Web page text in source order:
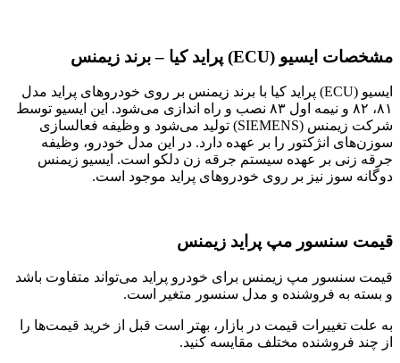
مشخصات ایسیو (ECU) پراید کیا – برند زیمنس
ایسیو (ECU) پراید کیا با برند زیمنس بر روی خودروهای پراید مدل
۸۱، ۸۲ و نیمه اول ۸۳ نصب و راه اندازی می‌شود
. این ایسیو توسط
شرکت زیمنس (SIEMENS) تولید می‌شود و وظیفه فعالسازی
سوزن‌های انژکتور را بر عهده دارد. در این مدل خودرو، وظیفه
جرقه زنی بر عهده سیستم جرقه زن دلکو است. ایسیو زیمنس
دوگانه سوز نیز بر روی خودروهای پراید موجود است.
قیمت سنسور مپ پراید زیمنس
قیمت سنسور مپ زیمنس برای خودرو پراید می‌تواند متفاوت باشد
و بسته به فروشنده و مدل سنسور متغیر است.
به علت تغییرات قیمت در بازار، بهتر است قبل از خرید قیمت‌ها را
از چند فروشنده مختلف مقایسه کنید.